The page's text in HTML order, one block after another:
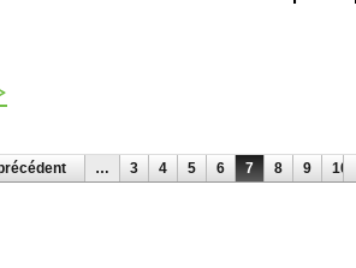
… 3 4 5 6 7 8 9 10